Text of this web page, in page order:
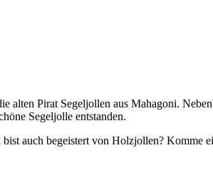
alten Pirat Segeljollen aus Mahagoni.
Segeljolle entstanden.
auch begeistert von Holzjollen? Komme